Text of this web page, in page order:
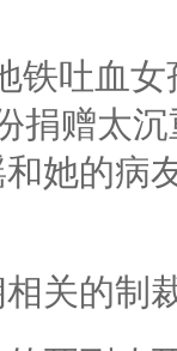
铁吐血
捐赠太
她的病
关的制